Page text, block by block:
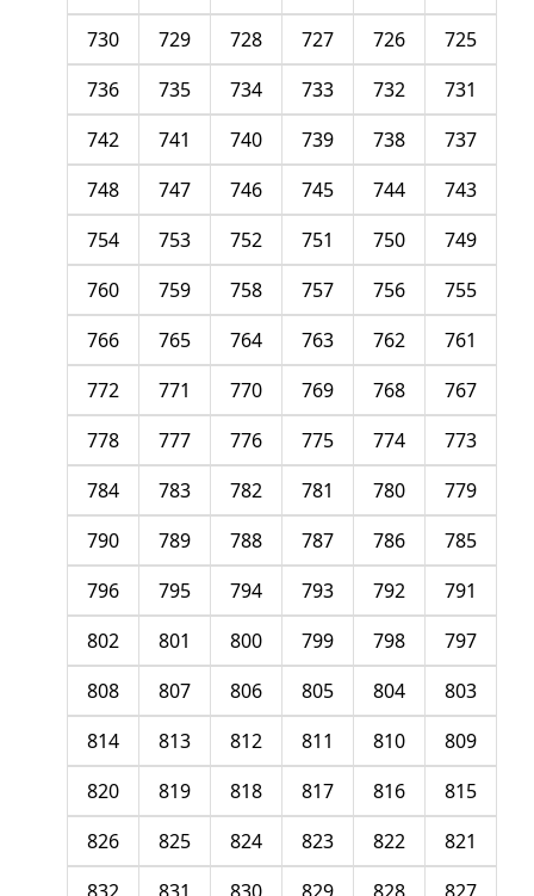
725
726
727
728
729
730
731
732
733
734
735
736
737
738
739
740
741
742
743
744
745
746
747
748
749
750
751
752
753
754
755
756
757
758
759
760
761
762
763
764
765
766
767
768
769
770
771
772
773
774
775
776
777
778
779
780
781
782
783
784
785
786
787
788
789
790
791
792
793
794
795
796
797
798
799
800
801
802
803
804
805
806
807
808
809
810
811
812
813
814
815
816
817
818
819
820
821
822
823
824
825
826